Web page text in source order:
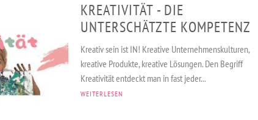
KREATIVITÄT - DIE
UNTERSCHÄTZTE KOMPETENZ
Kreativ sein ist IN! Kreative Unternehmenskulturen,
kreative Produkte, kreative Lösungen. Den Begriff
Kreativität entdeckt man in fast jeder...
WEITERLESEN